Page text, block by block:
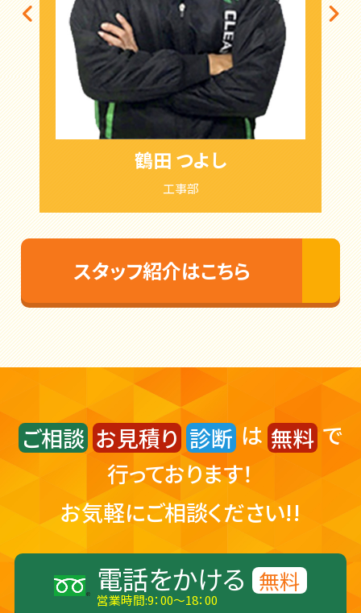
鶴田 つよし
工事部
スタッフ紹介はこちら
ご相談 お見積り 診断 は 無料 で
行っております！
お気軽にご相談ください!!
電話をかける 無料
営業時間:9：00～18：00